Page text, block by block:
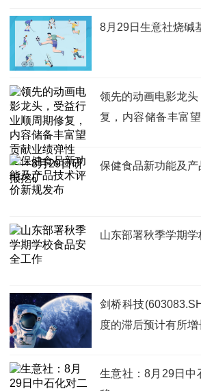
8月29日生意社烧碱
领先的动画电影龙
复，内容储备丰富
保健食品新功能及
山东部署秋季学期
剑桥科技
度的滞后预计有所
生意社：8月29日中